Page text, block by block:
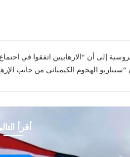
إلى أن “الارهابيين اتفقوا في
“سيناريو الهجوم الكيميائي من جانب
أقرأ